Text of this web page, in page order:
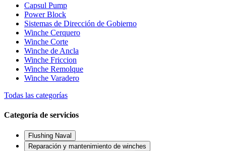
Capsul Pump
Power Block
Sistemas de Dirección de Gobierno
Winche Cerquero
Winche Corte
Winche de Ancla
Winche Friccion
Winche Remolque
Winche Varadero
Todas las categorías
Categoría de servicios
Flushing Naval
Reparación y mantenimiento de winches